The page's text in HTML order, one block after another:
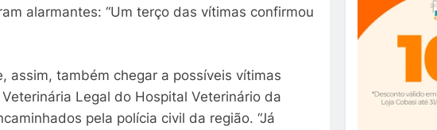
alarmantes: “Um terço das vítimas confirmou
assim, também chegar a possíveis vítimas
Legal do Hospital Veterinário da
pela polícia civil da região. “Já